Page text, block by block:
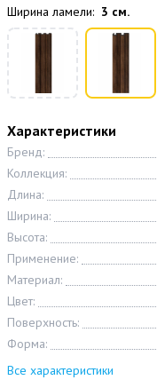
Характеристики
Бренд:
Коллекция:
Длина:
Ширина:
Высота:
Применение:
Материал:
Цвет:
Поверхность:
Форма:
Все характеристики
Ширина ламели: 3 см.